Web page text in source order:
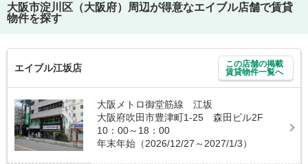
大阪市淀川区（大阪府）
周辺が得意なエイブル店舗で賃貸
物件を探す
エイブル江坂店
この店舗の掲載
賃貸物件一覧へ
大阪メトロ御堂筋線 江坂
大阪府吹田市豊津町1-25 森田ビル2F
10：00～18：00
年末年始（2026/12/27～2027/1/3）